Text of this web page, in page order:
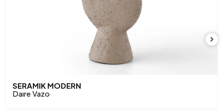
SERAMIK MODERN
Daıre Vazo